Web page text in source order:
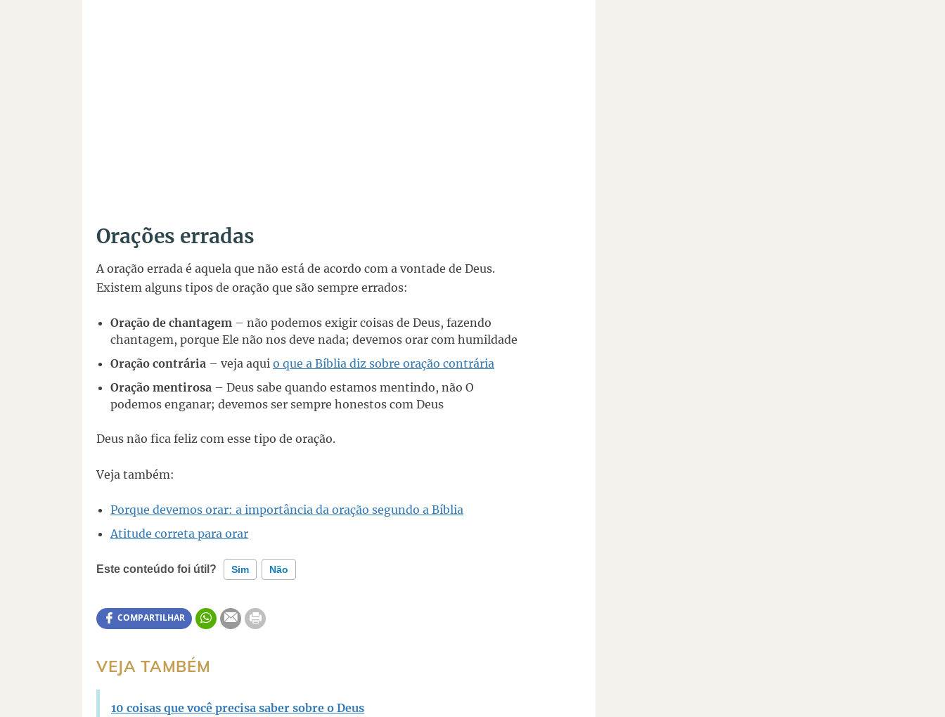
Orações erradas
A oração errada é aquela que não está de acordo com a vontade de Deus.
Existem alguns tipos de oração que são sempre errados:
Oração de chantagem – não podemos exigir coisas de Deus, fazendo
chantagem, porque Ele não nos deve nada; devemos orar com humildade
Oração contrária – veja aqui o que a Bíblia diz sobre oração contrária
Oração mentirosa – Deus sabe quando estamos mentindo, não O
podemos enganar; devemos ser sempre honestos com Deus
Deus não fica feliz com esse tipo de oração.
Veja também:
Porque devemos orar: a importância da oração segundo a Bíblia
Atitude correta para orar
Este conteúdo foi útil? Sim Não
Este conteúdo contém informação incorreta
Outro
COMPARTILHAR
VEJA TAMBÉM
10 coisas que você precisa saber sobre o Deus